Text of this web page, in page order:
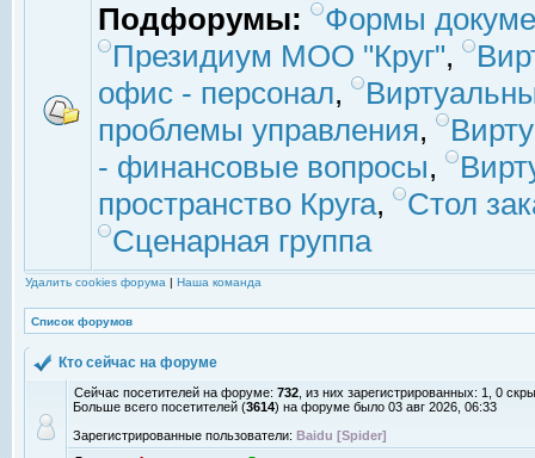
Подфорумы:
Формы
Президиум МОО "Круг",
офис - персонал,
проблемы управления,
- финансовые вопросы,
пространство Круга,
Стол
Сценарная группа
Удалить cookies форума | Наша команда
Список форумов
Кто сейчас на форуме
Сейчас посетителей на форуме: 732 , из них зарегистрированных: 1, 0
Больше всего посетителей (3614) на форуме было 03 авг 2026, 06:33
Зарегистрированные пользователи: Baidu [Spider]